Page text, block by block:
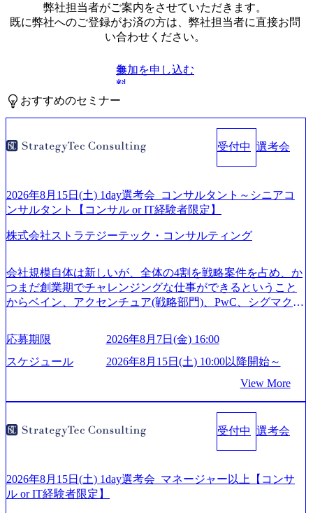
弊社担当者がご案内をさせていただきます。
既に弊社へのご登録がお済の方は、弊社担当者に直接お問
い合わせください。
無
料
参加を申し込む
おすすめのセミナー
受付中 選考会
2026年8月15日(土) 1day選考会_コンサルタント～シニアコ
ンサルタント【コンサル or IT経験者限定】
株式会社ストラテジーテック・コンサルティング
会社規模自体は新しいが、全体の4割を戦略案件を占め、か
つまだ創業期でチャレンジングな仕事ができるということ
からベイン、アクセンチュア(戦略部門)、PwC、シグマクシ
が続々ジョインするピュアな戦略を伸ばす新興ファーム。
事業会社機能へ携われる可能性※SaaSプロダクト、地方創
生、メディアなど リモート比率99%、福岡や北海道在中者
業、通信業界に強みがあり、ヘルスケアな業界は広げてい
く予定 インセンティブ支給という他社にはない制度 ワンプ
始～ 2026年8月7日(金) 16:00 ※枠が限られておりますので、
ご応募いただいてもご対応できない可能性がございます ※
だいたご応募者様については、1dayではなく通常選考での
ご案内とさせていただきます ● 面接(1次・最終を一度の面
応募期限
2026年8月7日(金) 16:00
スケジュール
2026年8月15日(土) 10:00以降開始～
View More
受付中 選考会
2026年8月15日(土) 1day選考会_マネージャー以上【コンサ
ル or IT経験者限定】